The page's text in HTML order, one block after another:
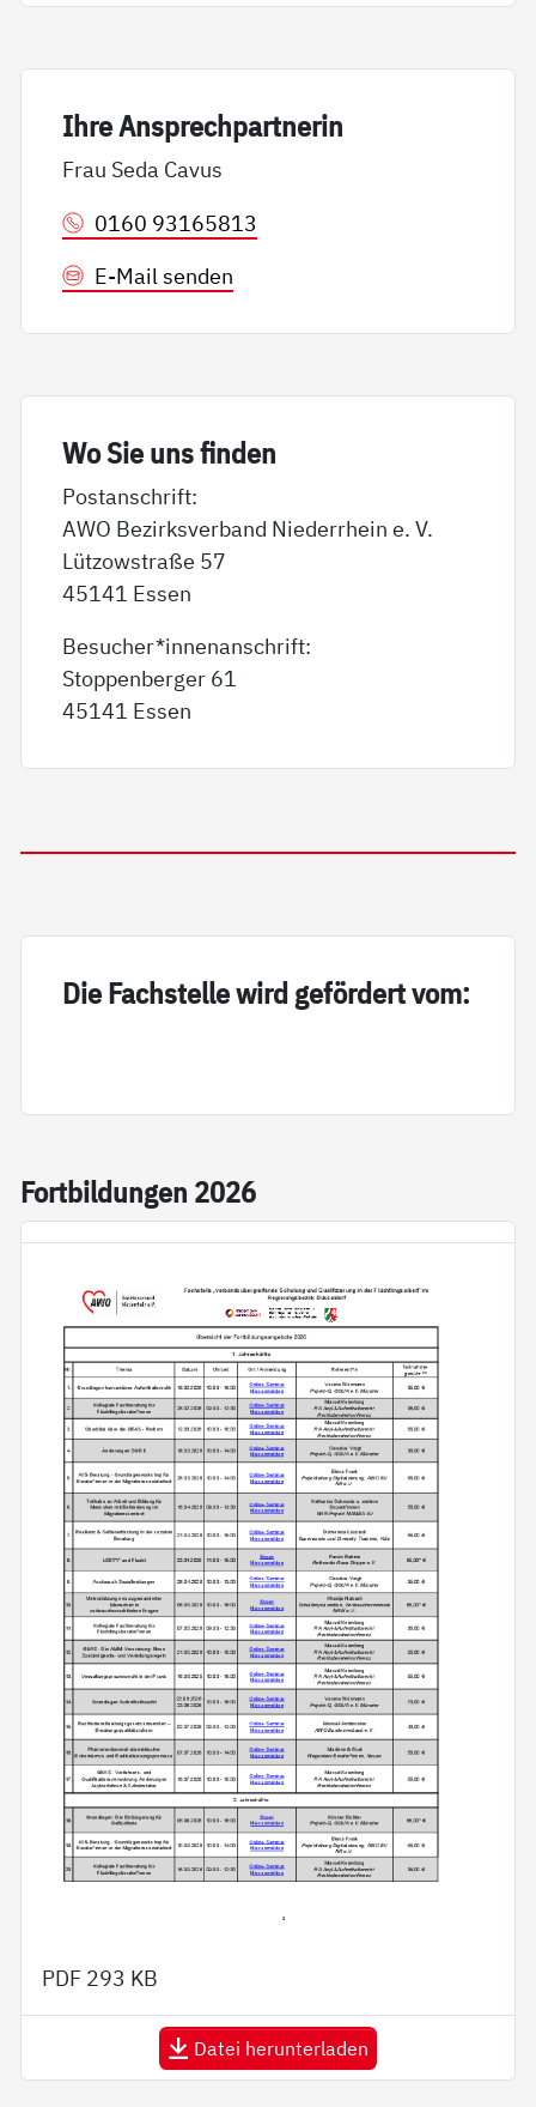
Ih­re An­sp­rech­part­ne­rin
Frau Seda Cavus
0160 93165813
E-Mail senden
Wo Sie uns fin­den
Postanschrift:
AWO Bezirksverband Niederrhein e. V.
Lützowstraße 57
45141 Essen
Besucher*innenanschrift:
Stoppenberger 61
45141 Essen
Die Fach­s­tel­le wird ge­för­dert vom:
Fort­bil­dun­gen 2026
PDF 293 KB
Datei herunterladen